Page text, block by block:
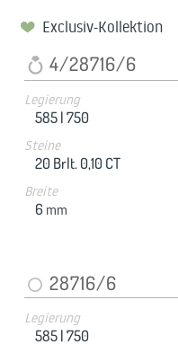
Exclusiv-Kollektion
4/28716/6
Legierung
585 |750
Steine
20 Brlt. 0,10 CT
Breite
6 mm
28716/6
Legierung
585 |750